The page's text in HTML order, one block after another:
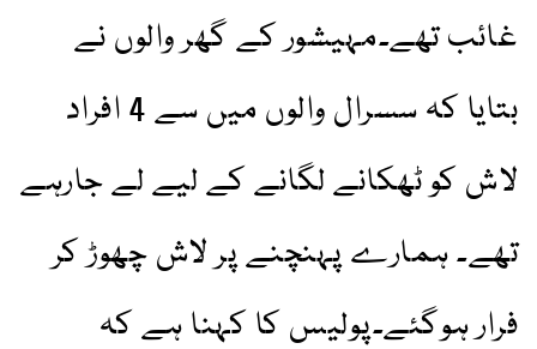
غائب تھے۔مہیشور کے گھر والوں نے
بتایا کہ سسرال والوں میں سے 4 افراد
لاش کو ٹھکانے لگانے کے لیے لے جارہے
تھے۔ ہمارے پہنچنے پر لاش چھوڑ کر
فرار ہوگئے۔پولیس کا کہنا ہے کہ